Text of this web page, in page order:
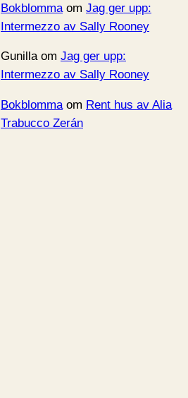
Bokblomma om Jag ger upp:
Intermezzo av Sally Rooney
Gunillaom Jag ger upp:
Intermezzo av Sally Rooney
Bokblommaom Rent hus av Alia
Trabucco Zerán